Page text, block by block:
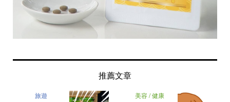
推薦文章
旅遊 美容 / 健康